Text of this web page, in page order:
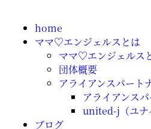
home
ママ♡エンジェルスとは
ママ♡エンジェルス
団体概要
アライアンスパート
アライアンス
united-j（ユナ
ブログ